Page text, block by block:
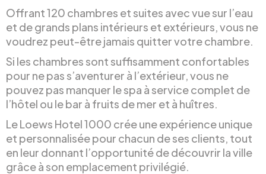
Offrant 120 chambres et suites avec vue sur l’eau
et de grands plans intérieurs et extérieurs, vous ne
voudrez peut-être jamais quitter votre chambre.
Si les chambres sont suffisamment confortables
pour ne pas s’aventurer à l’extérieur, vous ne
pouvez pas manquer le spa à service complet de
l’hôtel ou le bar à fruits de mer et à huîtres.
Le Loews Hotel 1000 crée une expérience unique
et personnalisée pour chacun de ses clients, tout
en leur donnant l’opportunité de découvrir la ville
grâce à son emplacement privilégié.